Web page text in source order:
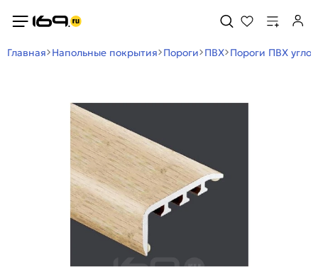
Главная Напольные покрытия Пороги ПВХ Пороги ПВХ